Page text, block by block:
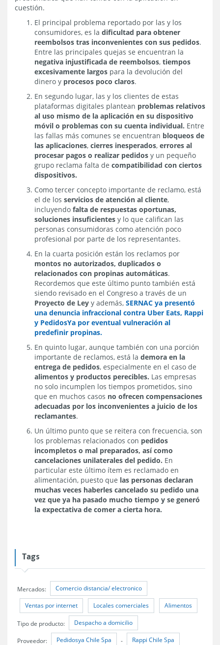
cuestión.
El principal problema reportado por las y los
consumidores, es la dificultad para obtener
reembolsos tras inconvenientes con sus pedidos.
Entre las principales quejas se encuentran la
negativa injustificada de reembolsos, tiempos
excesivamente largos para la devolución del
dinero y procesos poco claros.
En segundo lugar, las y los clientes de estas
plataformas digitales plantean problemas relativos
al uso mismo de la aplicación en su dispositivo
móvil o problemas con su cuenta individual. Entre
las fallas más comunes se encuentran bloqueos de
las aplicaciones, cierres inesperados, errores al
procesar pagos o realizar pedidos y un pequeño
grupo reclama falta de compatibilidad con ciertos
dispositivos.
Como tercer concepto importante de reclamo, está
el de los servicios de atención al cliente,
incluyendo falta de respuestas oportunas,
soluciones insuficientes y lo que califican las
personas consumidoras como atención poco
profesional por parte de los representantes.
En la cuarta posición están los reclamos por
montos no autorizados, duplicados o
relacionados con propinas automáticas.
Recordemos que este último punto también está
siendo revisado en el Congreso a través de un
Proyecto de Ley y además, SERNAC ya presentó
una denuncia infraccional contra Uber Eats, Rappi
y PedidosYa por eventual vulneración al
predefinir propinas.
En quinto lugar, aunque también con una porción
importante de reclamos, está la demora en la
entrega de pedidos, especialmente en el caso de
alimentos y productos perecibles. Las empresas
no solo incumplen los tiempos prometidos, sino
que en muchos casos no ofrecen compensaciones
adecuadas por los inconvenientes a juicio de los
reclamantes.
Un último punto que se reitera con frecuencia, son
los problemas relacionados con pedidos
incompletos o mal preparados, así como
cancelaciones unilaterales del pedido. En
particular este último ítem es reclamado en
alimentación, puesto que las personas declaran
muchas veces haberles cancelado su pedido una
vez que ya ha pasado mucho tiempo y se generó
la expectativa de comer a cierta hora.
Tags
Mercados: Comercio distancia/ electronico
Ventas por internet Locales comerciales Alimentos
Tipo de producto: Despacho a domicilio
Proveedor: Pedidosya Chile Spa - Rappi Chile Spa